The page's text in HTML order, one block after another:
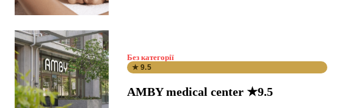
Без категорії
★ 9.5
AMBY medical center ★9.5